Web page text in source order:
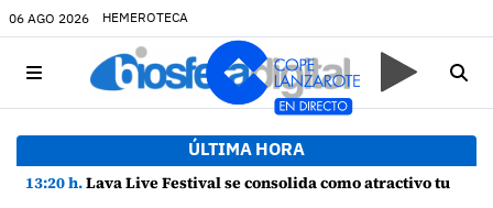
06 AGO 2026 HEMEROTECA
ÚLTIMA HORA
13:20 h.Lava Live Festival se consolida como atractivo turístico y agente dinamizador de la economía de Lanzarote